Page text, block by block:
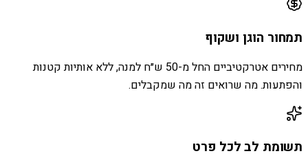
תמחור הוגן ושקוף
מחירים אטרקטיביים החל מ-50 ש״ח למנה, ללא אותיות קטנות
והפתעות. מה שרואים זה מה שמקבלים.
תשומת לב לכל פרט